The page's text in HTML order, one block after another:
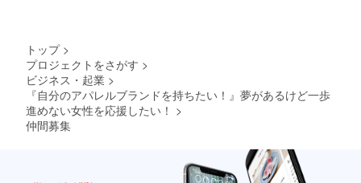
トップ >
プロジェクトをさがす >
ビジネス・起業 >
『自分のアパレルブランドを持ちたい！』夢があるけど一歩
進めない女性を応援したい！ >
仲間募集